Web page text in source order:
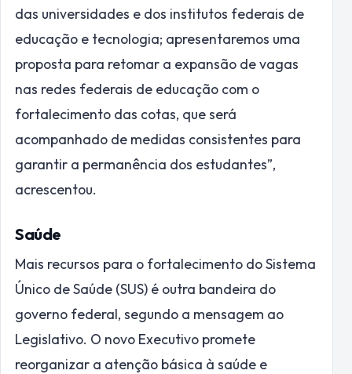
das universidades e dos institutos federais de
educação e tecnologia; apresentaremos uma
proposta para retomar a expansão de vagas
nas redes federais de educação com o
fortalecimento das cotas, que será
acompanhado de medidas consistentes para
garantir a permanência dos estudantes”,
acrescentou.
Saúde
Mais recursos para o fortalecimento do Sistema
Único de Saúde (SUS) é outra bandeira do
governo federal, segundo a mensagem ao
Legislativo. O novo Executivo promete
reorganizar a atenção básica à saúde e